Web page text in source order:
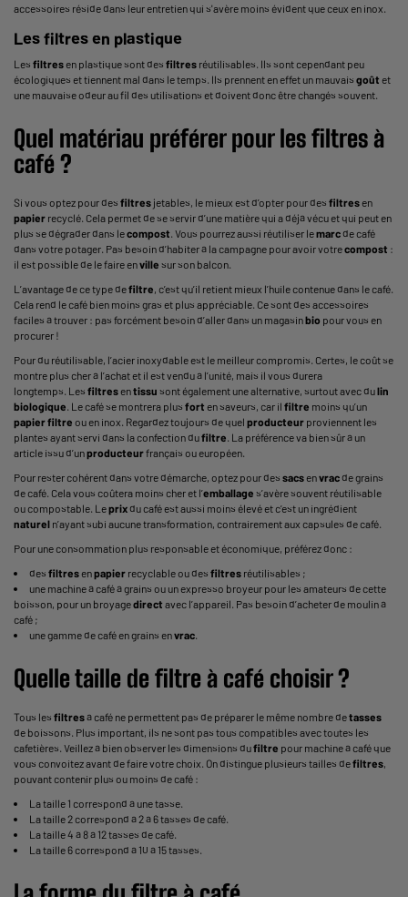
accessoires réside dans leur entretien qui s'avère moins évident que ceux en inox.
Lesfiltresen plastique
Les filtresen plastique sont des filtres réutilisables. Ils sont cependant peu
écologiques et tiennent mal dans le temps. Ils prennent en effet un mauvais goût et
une mauvaise odeur au fil des utilisations et doivent donc être changés souvent.
Quel matériau préférer pour lesfiltresà
café ?
Si vous optez pour des filtres jetables, le mieux est d’opter pour des filtresen
papier recyclé. Cela permet de se servir d’une matière qui a déjà vécu et qui peut en
plus se dégrader dans lecompost . Vous pourrez aussi réutiliser lemarcde café
dans votre potager. Pas besoin d’habiter à la campagne pour avoir votrecompost :
il est possible de le faire enville sur son balcon.
L’avantage de ce type defiltre , c’est qu’il retient mieux l’huile contenue dans le café.
Cela rend le café bien moins gras et plus appréciable. Ce sont des accessoires
faciles à trouver : pas forcément besoin d’aller dans un magasinbio pour vous en
procurer !
Pour du réutilisable, l’acier inoxydable est le meilleur compromis. Certes, le coût se
montre plus cher à l’achat et il est vendu à l’unité, mais il vous durera
longtemps. Les filtresentissu sont également une alternative, surtout avec dulin
biologique . Le café se montrera plus fort en saveurs, car il filtre moins qu’un
papierfiltre ou en inox. Regardez toujours de quel producteur proviennent les
plantes ayant servi dans la confection dufiltre . La préférence va bien sûr à un
article issu d’unproducteurfrançais ou européen.
Pour rester cohérent dans votre démarche, optez pour des sacsenvracde grains
de café. Cela vous coûtera moins cher et l’emballage s’avère souvent réutilisable
ou compostable. Leprixdu café est aussi moins élevé et c’est un ingrédient
naturel n’ayant subi aucune transformation, contrairement aux capsules de café
Pour une consommation plus responsable et économique, préférez donc :
des filtresenpapier recyclable ou des filtres réutilisables ;
une machine à café à grains ou unexpresso broyeur pour les amateurs de cette
boisson, pour un broyagedirect avec l’appareil. Pas besoin d’acheter de moulin à
café ;
unegamme de caféen grains envrac
Quelle taille defiltreà café choisir ?
Tous les filtresà café ne permettent pas de préparer le même nombre detasses
de boissons. Plus important, ils ne sont pas tous compatibles avec toutes les
cafetières. Veillez à bien observer les dimensions dufiltre pour machine à café que
vous convoitez avant de faire votre choix. On distingue plusieurs tailles defiltres
pouvant contenir plus ou moins de café :
La taille 1 correspond à une tasse.
La taille 2 correspond à 2 à 6 tasses de café.
La taille 4 à 8 à 12 tasses de café.
La taille 6 correspond à 10 à 15 tasses.